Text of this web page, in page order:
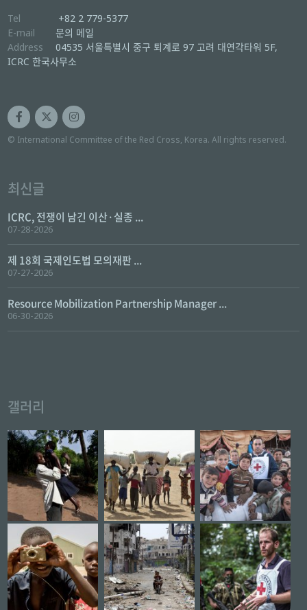
Tel
+82 2 779-5377
E-mail
문의 메일
Address
04535 서울특별시 중구 퇴계로 97 고려 대연각타워 5F,
ICRC 한국사무소
© International Committee of the Red Cross, Korea. All rights reserved.
최신글
ICRC, 전쟁이 남긴 이산·실종 ...
07-28-2026
제 18회 국제인도법 모의재판 ...
07-27-2026
Resource Mobilization Partnership Manager ...
06-30-2026
갤러리